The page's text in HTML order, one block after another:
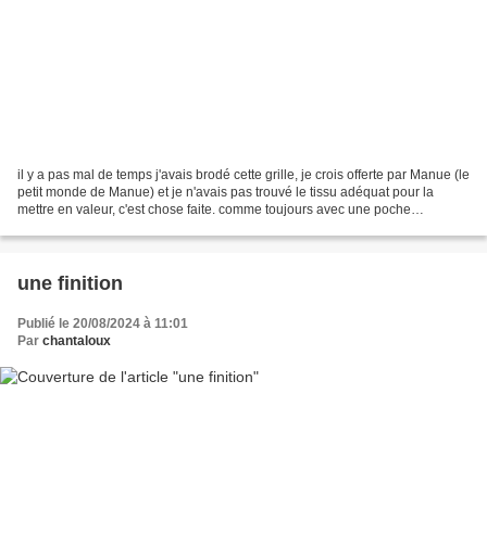
il y a pas mal de temps j'avais brodé cette grille, je crois offerte par Manue (le
petit monde de Manue) et je n'avais pas trouvé le tissu adéquat pour la
mettre en valeur, c'est chose faite. comme toujours avec une poche
une finition
Publié le 20/08/2024 à 11:01
Par chantaloux